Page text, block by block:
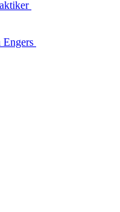
Engers